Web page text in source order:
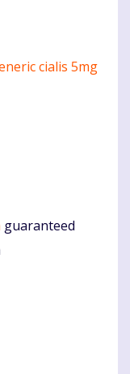
cialis 5mg
guaranteed